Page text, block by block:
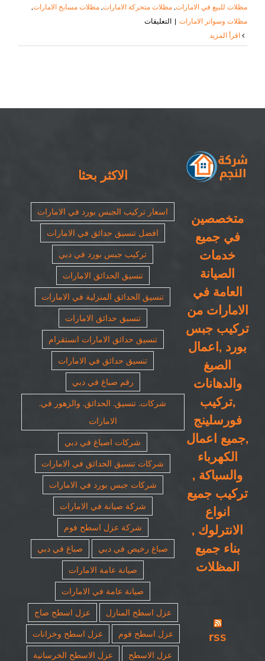
مظلات للبيع في الامارات, مظلات متحركة الامارات, مظلات مسابح الامارات,
مظلات وسواتر الامارات | التعليقاتعلى
مظلات
متخصصين
في جميع
خدمات
الصيانة
العامة في
الامارات من
تركيب جبس
بورد ,اعمال
الصبغ
والدهانات
,تركيب
فورسلينج
,جميع اعمال
الكهرباء
والسباكة ,
تركيب جميع
انواع
الانترلوك ,
بناء جميع
المظلات
rss
الاكثر بحثا
اسعار تركيب الجبس بورد في الامارات
افضل تنسيق حدائق في الامارات
تركيب جبس بورد في دبي
تنسيق الحدائق الامارات
تنسيق الحدائق المنزلية في الامارات
تنسيق حدائق الامارات
تنسيق حدائق الامارات انستقرام
تنسيق حدائق في الامارات
رقم صباغ في دبي
شركات. تنسيق. الحدائق. والزهور في.
الامارات
شركات اصباغ في دبي
شركات تنسيق الحدائق في الامارات
شركات جبس بورد في الامارات
شركة صيانة في الامارات
شركة عزل اسطح فوم
صباغ رخيص في دبي
صباغ في دبي
صيانة عامة الامارات
صيانة عامة في الامارات
عزل اسطح المنازل
عزل اسطح صاج
عزل اسطح فوم
عزل اسطح وخزانات
عزل الاسطح
عزل الاسطح الخرسانية